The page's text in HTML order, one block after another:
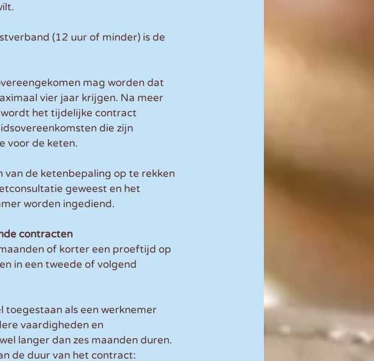
(12 uur of minder) is de
mag worden dat
vier jaar krijgen. Na meer
het tijdelijke contract
die zijn
voor de keten.
de ketenbepaling op te rekken
geweest en het
worden ingediend.
contracten
of korter een proeftijd op
in een tweede of volgend
toegestaan als een werknemer
vaardigheden en
langer dan zes maanden duren.
de duur van het contract: